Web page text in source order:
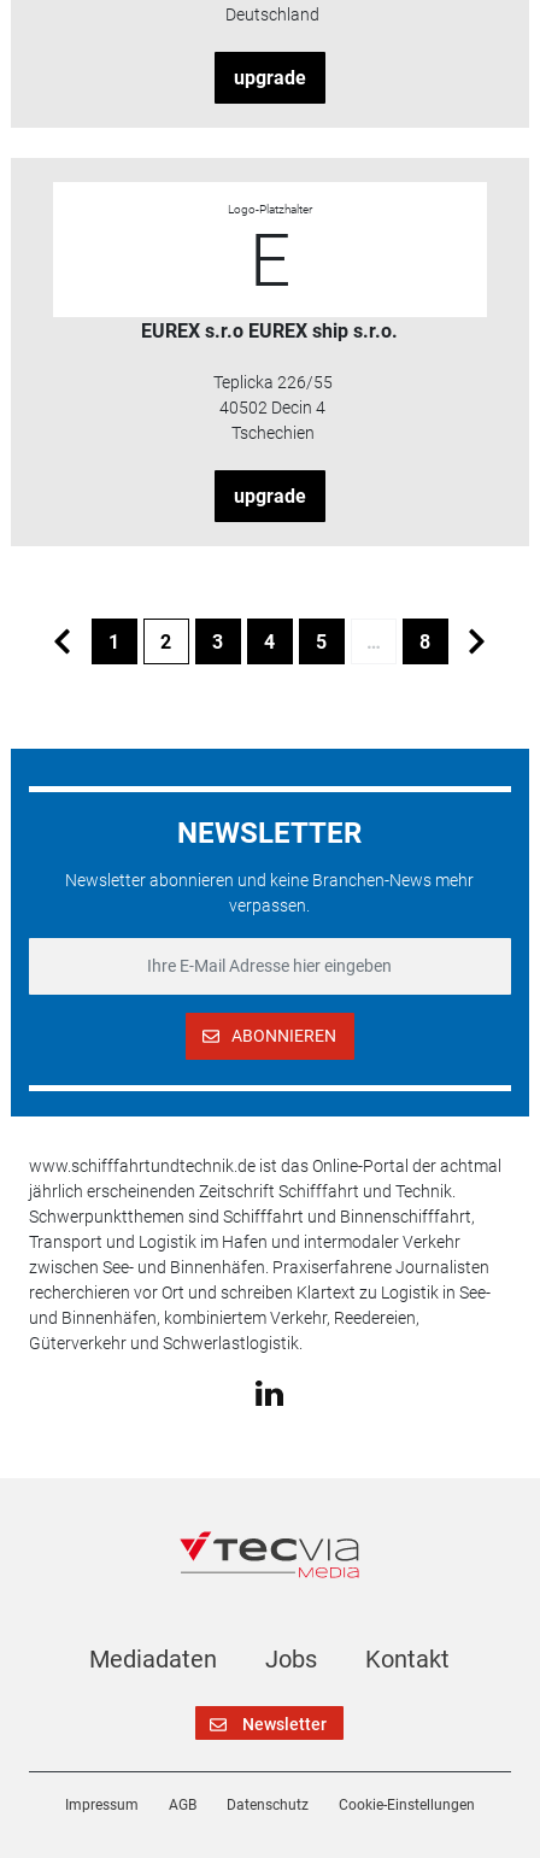
Deutschland
upgrade
Logo-Platzhalter
E
EUREX s.r.o EUREX ship s.r.o.
Teplicka 226/55
40502 Decin 4
Tschechien
upgrade
1 2 3 4 5 … 8
NEWSLETTER
Newsletter abonnieren und keine Branchen-News mehr
verpassen.
ABONNIEREN
www.schifffahrtundtechnik.de ist das Online-Portal der achtmal
jährlich erscheinenden Zeitschrift Schifffahrt und Technik.
Schwerpunktthemen sind Schifffahrt und Binnenschifffahrt,
Transport und Logistik im Hafen und intermodaler Verkehr
zwischen See- und Binnenhäfen. Praxiserfahrene Journalisten
recherchieren vor Ort und schreiben Klartext zu Logistik in See-
und Binnenhäfen, kombiniertem Verkehr, Reedereien,
Güterverkehr und Schwerlastlogistik.
Mediadaten Jobs Kontakt
Newsletter
Impressum AGB Datenschutz Cookie-Einstellungen